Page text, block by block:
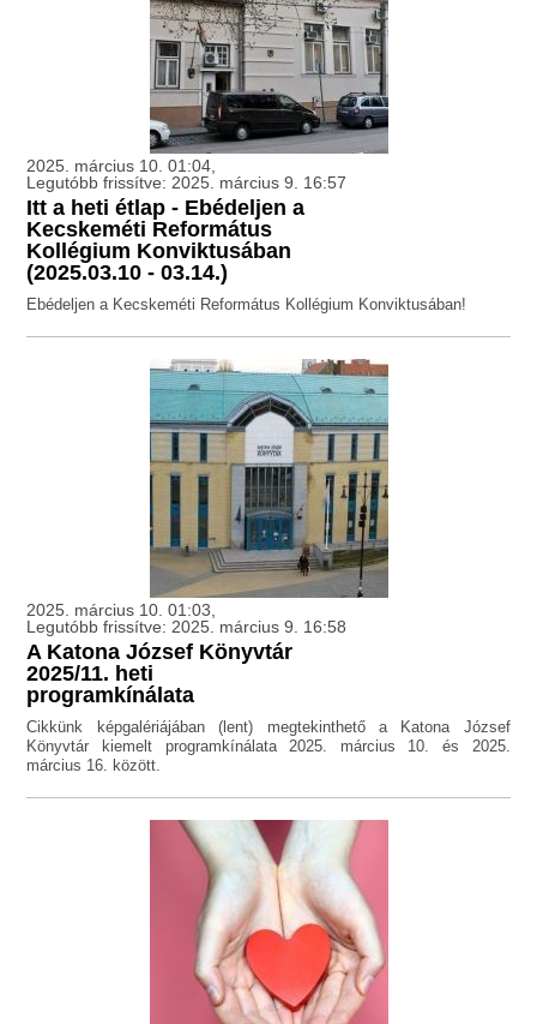
2025. március 10. 01:04,
Legutóbb frissítve: 2025. március 9. 16:57
Itt a heti étlap - Ebédeljen a
Kecskeméti Református
Kollégium Konviktusában
(2025.03.10 - 03.14.)
Ebédeljen a Kecskeméti Református Kollégium Konviktusában!
2025. március 10. 01:03,
Legutóbb frissítve: 2025. március 9. 16:58
A Katona József Könyvtár
2025/11. heti
programkínálata
Cikkünk képgalériájában (lent) megtekinthető a Katona József
Könyvtár kiemelt programkínálata 2025. március 10. és 2025.
március 16. között.